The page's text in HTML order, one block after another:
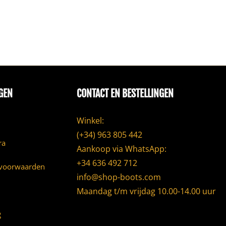
CONTACT EN BESTELLINGEN
Winkel:
(+34) 963 805 442
Aankoop via WhatsApp:
+34 636 492 712
info@shop-boots.com
Maandag t/m vrijdag 10.00-14.00 uur